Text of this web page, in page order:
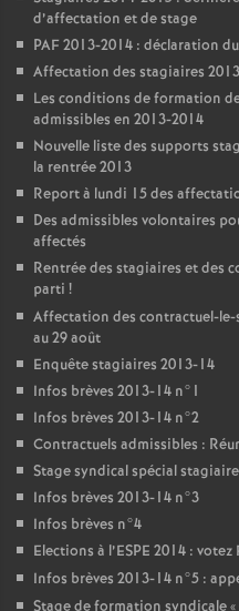
d’affectation et de stage
PAF2013-2014 : déclaration du
Affectation des stagiaires
Les conditions de formation
admissibles en 2013-2014
Nouvelle liste des supports
la rentrée 2013
Report à lundi 15 des
Des admissibles volontaires
affectés
Rentrée des stagiaires et des
parti !
Affectation des contractuel-
au 29 août
Enquête stagiaires 2013-14
Infos brèves 2013-14 n°1
Infos brèves 2013-14 n°2
Contractuels admissibles :
Stage syndical spécial
Infos brèves 2013-14 n°3
Infos brèves n°4
Elections à l’ESPE 2014 : votez
Infos brèves 2013-14 n°5 :